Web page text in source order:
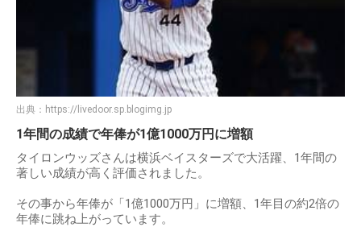
出典： https://livedoor.sp.blogimg.jp
1年間の成績で年俸が1億1000万円に増額
タイロンウッズさんは横浜ベイスターズで大活躍、1年間の
著しい成績が高く評価されました。
その事から年俸が「1億1000万円」に増額、1年目の約2倍の
年俸に跳ね上がっています。